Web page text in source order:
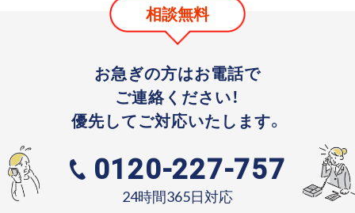
相談無料
お急ぎの方はお電話で
ご連絡ください！
優先してご対応いたします。
0120-227-757
24時間365日対応